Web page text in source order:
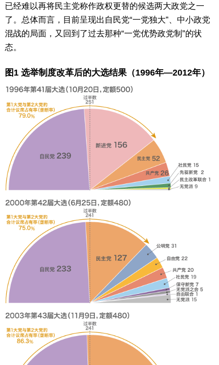
已经难以再将民主党称作政权更替的候选两大政党之一
了。总体而言，目前呈现出自民党“一党独大”、中小政党
混战的局面，又回到了过去那种“一党优势政党制”的状
态。
图1 选举制度改革后的大选结果（1996年—2012年）